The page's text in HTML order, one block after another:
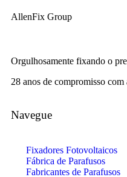
AllenFix Group
Orgulhosamente fixando o
28 anos de compromisso com
Navegue
Fixadores Fotovoltaicos
Fábrica de Parafusos
Fabricantes de Parafusos